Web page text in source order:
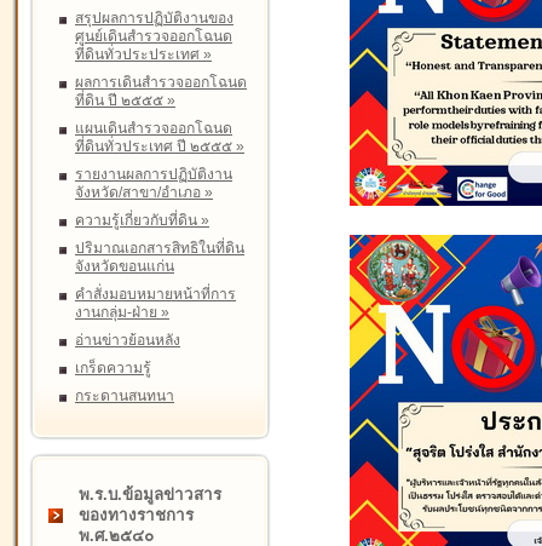
สรุปผลการปฏิบัติงานของ
ศูนย์เดินสำรวจออกโฉนด
ที่ดินทั่วประประเทศ »
ผลการเดินสำรวจออกโฉนด
ที่ดิน ปี ๒๕๕๕ »
แผนเดินสำรวจออกโฉนด
ที่ดินทั่วประเทศ ปี ๒๕๕๕ »
รายงานผลการปฏิบัติงาน
จังหวัด/สาขา/อำเภอ »
ความรู้เกี่ยวกับที่ดิน »
ปริมาณเอกสารสิทธิในที่ดิน
จังหวัดขอนแก่น
คำสั่งมอบหมายหน้าที่การ
งานกลุ่ม-ฝ่าย »
อ่านข่าวย้อนหลัง
เกร็ดความรู้
กระดานสนทนา
พ.ร.บ.ข้อมูลข่าวสาร
ของทางราชการ
พ.ศ.๒๕๔๐